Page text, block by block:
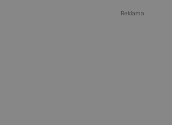
Reklama